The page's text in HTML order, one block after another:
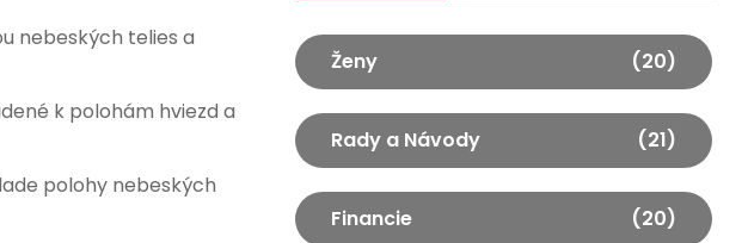
nebeských telies a
k polohám hviezd a
polohy nebeských
Ženy (20)
Rady a Návody (21)
Financie (20)